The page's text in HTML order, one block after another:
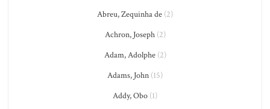
Abreu, Zequinha de (2)
Achron, Joseph(2)
Adam, Adolphe(2)
Adams, John (15)
Addy, Obo (1)